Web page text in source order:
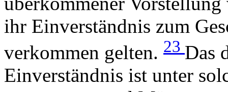
ihr Einverständnis zum
verkommen gelten. 23 Das
Einverständnis ist unter